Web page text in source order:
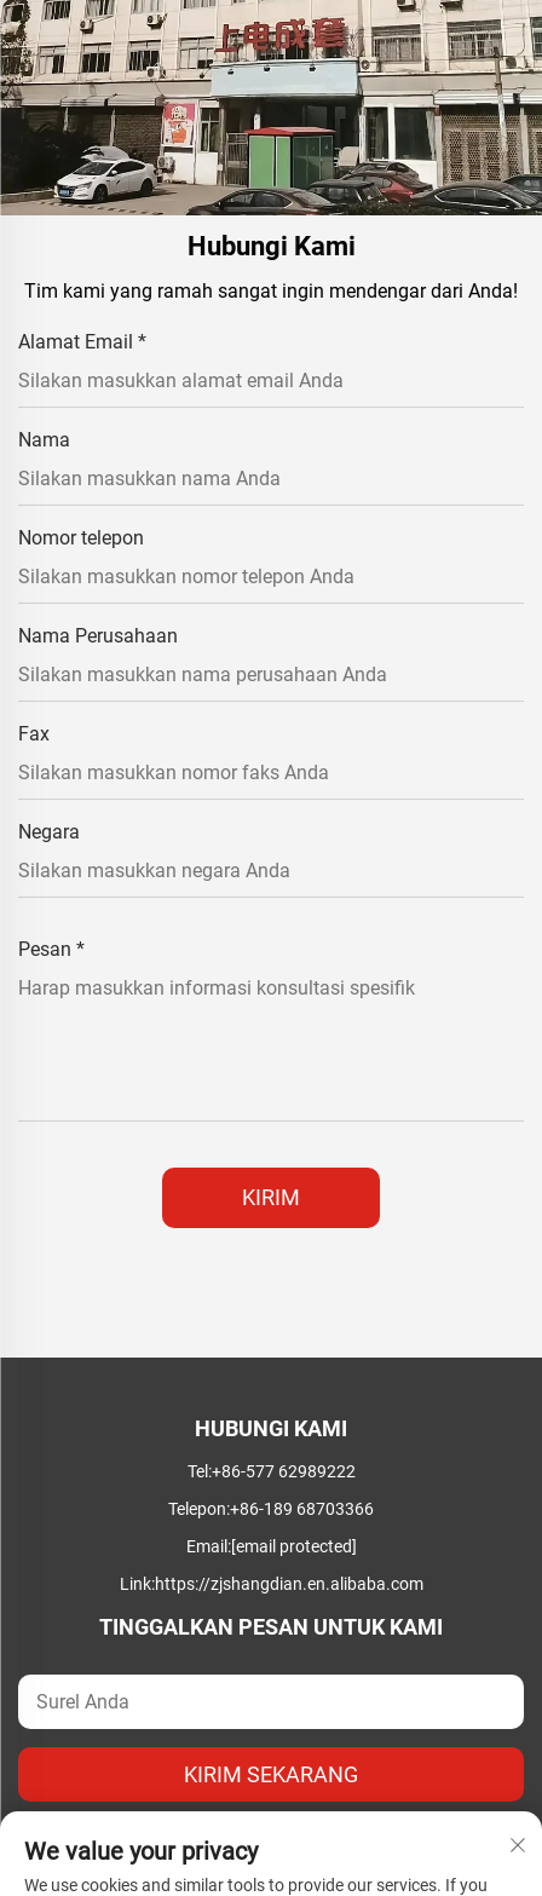
Hubungi Kami
Tim kami yang ramah sangat ingin mendengar dari Anda!
Alamat Email *
Nama
Nomor telepon
Nama Perusahaan
Fax
Negara
Pesan *
KIRIM
HUBUNGI KAMI
Tel:+86-577 62989222
Telepon:+86-189 68703366
Email:[email protected]
Link:https://zjshangdian.en.alibaba.com
TINGGALKAN PESAN UNTUK KAMI
KIRIM SEKARANG
We value your privacy
We use cookies and similar tools to provide our services. If you